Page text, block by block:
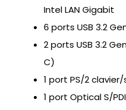
Intel LAN Gigabit
6 ports USB 3.2
2 ports USB 3.2
C)
1 port PS/2 clavier/
1 port Optical S/